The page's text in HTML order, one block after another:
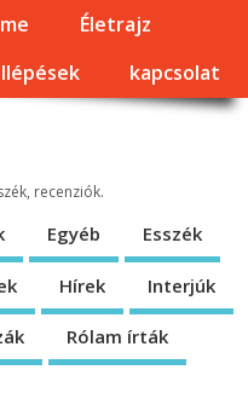
Életrajz
kapcsolat
recenziók.
Egyéb Esszék
Hírek Interjúk
Rólam írták